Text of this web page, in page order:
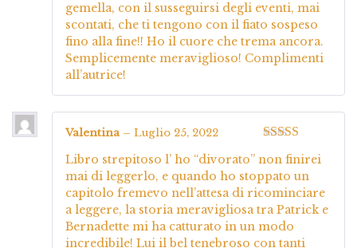
gemella, con il susseguirsi degli eventi, mai
scontati, che ti tengono con il fiato sospeso
fino alla fine!! Ho il cuore che trema ancora.
Semplicemente meraviglioso! Complimenti
all’autrice!
5
Valentina – Luglio 25, 2022
Libro strepitoso l’ ho “divorato” non finirei
mai di leggerlo, e quando ho stoppato un
capitolo fremevo nell’attesa di ricominciare
a leggere, la storia meravigliosa tra Patrick e
Bernadette mi ha catturato in un modo
incredibile! Lui il bel tenebroso con tanti